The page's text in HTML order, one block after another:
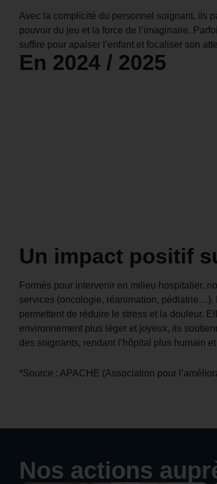
Avec la complicité du personnel soignant, ils
pouvoir du jeu et la force de l’imaginaire.
suffire pour apaiser l’enfant et focaliser son
En 2024 / 2025
Un impact positif
Formés pour intervenir en milieu hospitalier,
services (oncologie, réanimation, pédiatrie…).
permettent de réduire le stress et la douleur.
environnement plus léger et joyeux, ils
des soignants, rendant l’hôpital plus humain et
*Source : APACHE (Association pour
Nos actions